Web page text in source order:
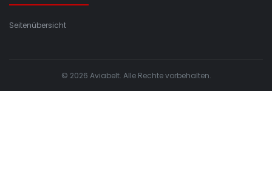
Seitenübersicht
© 2026 Aviabelt. Alle Rechte vorbehalten.